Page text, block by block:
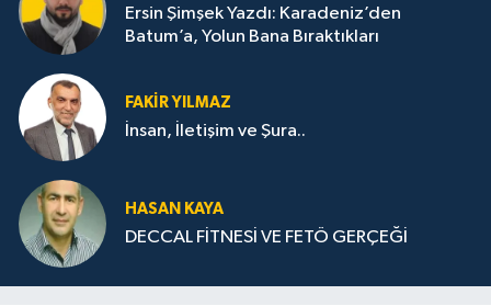
Ersin Şimşek Yazdı: Karadeniz’den
Batum’a, Yolun Bana Bıraktıkları
FAKIR YILMAZ
İnsan, İletişim ve Şura..
HASAN KAYA
DECCAL FİTNESİ VE FETÖ GERÇEĞİ